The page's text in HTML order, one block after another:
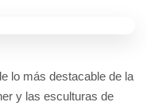
lo más destacable de la
y las esculturas de